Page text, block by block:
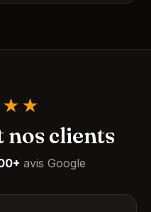
nos clients
avis Google